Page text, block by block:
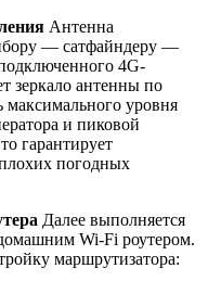
Антенна
— сатфайндеру —
4G-
зеркало антенны по
максимального уровня
и пиковой
гарантирует
погодных
Далее выполняется
Wi-Fi роутером.
маршрутизатора: